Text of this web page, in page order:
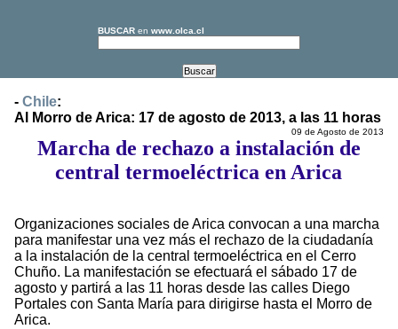
BUSCAR en www.olca.cl
- Chile:
Al Morro de Arica: 17 de agosto de 2013, a las 11 horas
09 de Agosto de 2013
Marcha de rechazo a instalación de
central termoeléctrica en Arica
Organizaciones sociales de Arica convocan a una marcha
para manifestar una vez más el rechazo de la ciudadanía
a la instalación de la central termoeléctrica en el Cerro
Chuño. La manifestación se efectuará el sábado 17 de
agosto y partirá a las 11 horas desde las calles Diego
Portales con Santa María para dirigirse hasta el Morro de
Arica.